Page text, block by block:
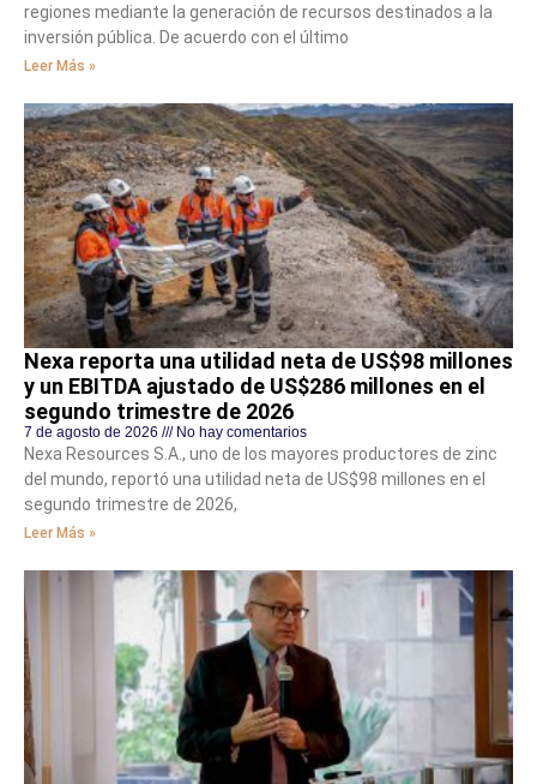
regiones mediante la generación de recursos destinados a la
inversión pública. De acuerdo con el último
Leer Más »
Nexa reporta una utilidad neta de US$98 millones
y un EBITDA ajustado de US$286 millones en el
segundo trimestre de 2026
7 de agosto de 2026 No hay comentarios
Nexa Resources S.A., uno de los mayores productores de zinc
del mundo, reportó una utilidad neta de US$98 millones en el
segundo trimestre de 2026,
Leer Más »